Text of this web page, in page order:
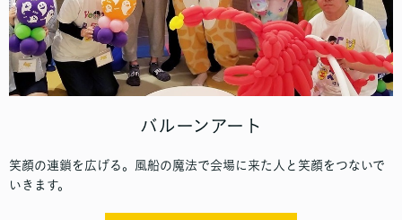
バルーンアート
笑顔の連鎖を広げる。風船の魔法で会場に来た人と笑顔をつないで
いきます。